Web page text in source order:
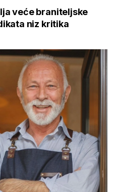
veće braniteljske
niz kritika